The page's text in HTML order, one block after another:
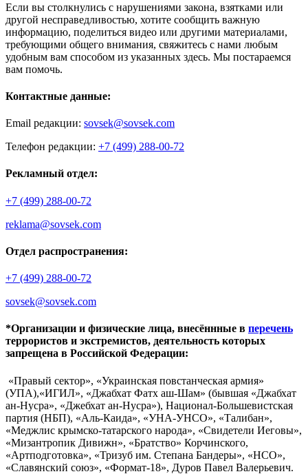
Если вы столкнулись с нарушениями закона, взятками или
другой несправедливостью, хотите сообщить важную
информацию, поделиться видео или другими материалами,
требующими общего внимания, свяжитесь с нами любым
удобным вам способом из указанных здесь. Мы постараемся
вам помочь.
Контактные данные:
Email редакции: sovsek@sovsek.com
Телефон редакции: +7 (499) 288-00-72
Рекламный отдел:
+7 (499) 288-00-72
reklama@sovsek.com
Отдел распространения:
+7 (499) 288-00-72
sovsek@sovsek.com
*Организации и физические лица, внесённные в перечень
террористов и экстремистов, деятельность которых
запрещена в Российской Федерации:
«Правый сектор», «Украинская повстанческая армия»
(УПА),«ИГИЛ», «Джабхат Фатх аш-Шам» (бывшая «Джабхат
ан-Нусра», «Джебхат ан-Нусра»), Национал-Большевистская
партия (НБП), «Аль-Каида», «УНА-УНСО», «Талибан»,
«Меджлис крымско-татарского народа», «Свидетели Иеговы»,
«Мизантропик Дивижн», «Братство» Корчинского,
«Артподготовка», «Тризуб им. Степана Бандеры», «НСО»,
«Славянский союз», «Формат-18», Дуров Павел Валерьевич.